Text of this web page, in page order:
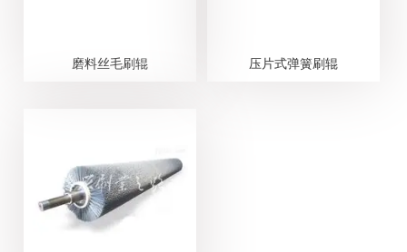
磨料丝毛刷辊 压片式弹簧刷辊